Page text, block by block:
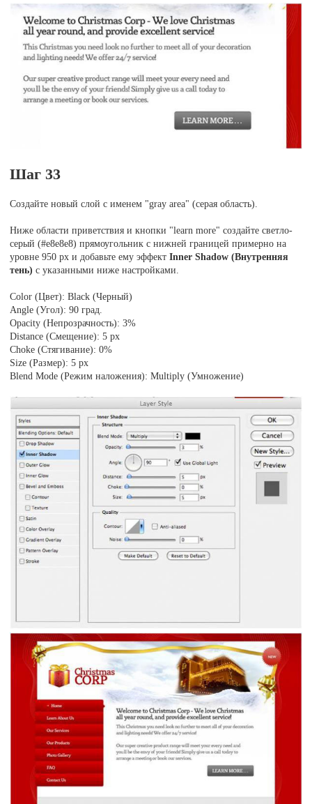
Шаг 33
Создайте новый слой с именем "gray area" (серая область).
Ниже области приветствия и кнопки "learn more" создайте светло-
серый (#e8e8e8) прямоугольник с нижней границей примерно на
уровне 950 рх и добавьте ему эффектInner Shadow (Внутренняя
тень) с указанными ниже настройками.
Color (Цвет): Black (Черный)
Angle (Угол): 90 град.
Opacity (Непрозрачность): 3%
Distance (Смещение): 5 px
Choke (Стягивание): 0%
Size (Размер): 5 px
Blend Mode (Режим наложения): Multiply (Умножение)